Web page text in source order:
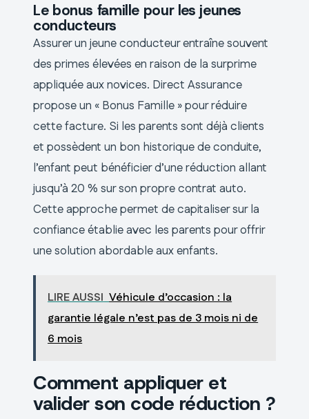
Le bonus famille pour les jeunes
conducteurs
Assurer un jeune conducteur entraîne souvent
des primes élevées en raison de la surprime
appliquée aux novices. Direct Assurance
propose un « Bonus Famille » pour réduire
cette facture. Si les parents sont déjà clients
et possèdent un bon historique de conduite,
l’enfant peut bénéficier d’une réduction allant
jusqu’à 20 % sur son propre contrat auto.
Cette approche permet de capitaliser sur la
confiance établie avec les parents pour offrir
une solution abordable aux enfants.
LIRE AUSSI Véhicule d’occasion : la
garantie légale n’est pas de 3 mois ni de
6 mois
Comment appliquer et
valider son code réduction ?